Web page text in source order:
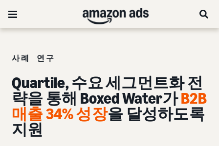
사례 연구
Quartile, 수요 세그먼트화 전
략을 통해 Boxed Water가B2B
매출 34% 성장을 달성하도록
지원